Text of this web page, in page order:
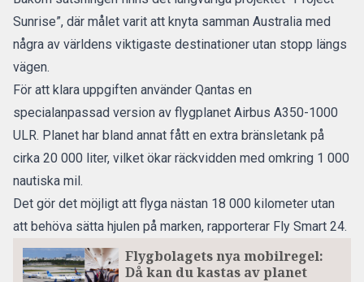
Sunrise”, där målet varit att knyta samman Australia med
några av världens viktigaste destinationer utan stopp längs
vägen.
För att klara uppgiften använder Qantas en
specialanpassad version av flygplanet Airbus A350-1000
ULR. Planet har bland annat fått en extra bränsletank på
cirka 20 000 liter, vilket ökar räckvidden med omkring 1 000
nautiska mil.
Det gör det möjligt att flyga nästan 18 000 kilometer utan
att behöva sätta hjulen på marken, rapporterar Fly Smart 24.
Flygbolagets nya mobilregel:
Då kan du kastas av planet